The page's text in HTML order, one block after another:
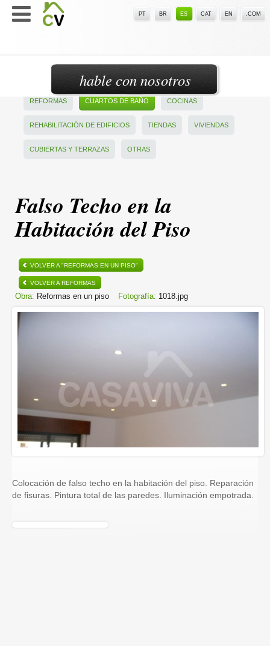
PT BR ES CAT EN .COM
REFORMAS CUARTOS DE BAÑO COCINAS
REHABILITACIÓN DE EDIFICIOS TIENDAS VIVIENDAS
CUBIERTAS Y TERRAZAS OTRAS
Falso Techo en la
Habitación del Piso
VOLVER A "REFORMAS EN UN PISO"
VOLVER A REFORMAS
Obra: Reformas en un piso Fotografía: 1018.jpg
Colocación de falso techo en la habitación del piso. Reparación
de fisuras. Pintura total de las paredes. Iluminación empotrada.
hable con nosotros